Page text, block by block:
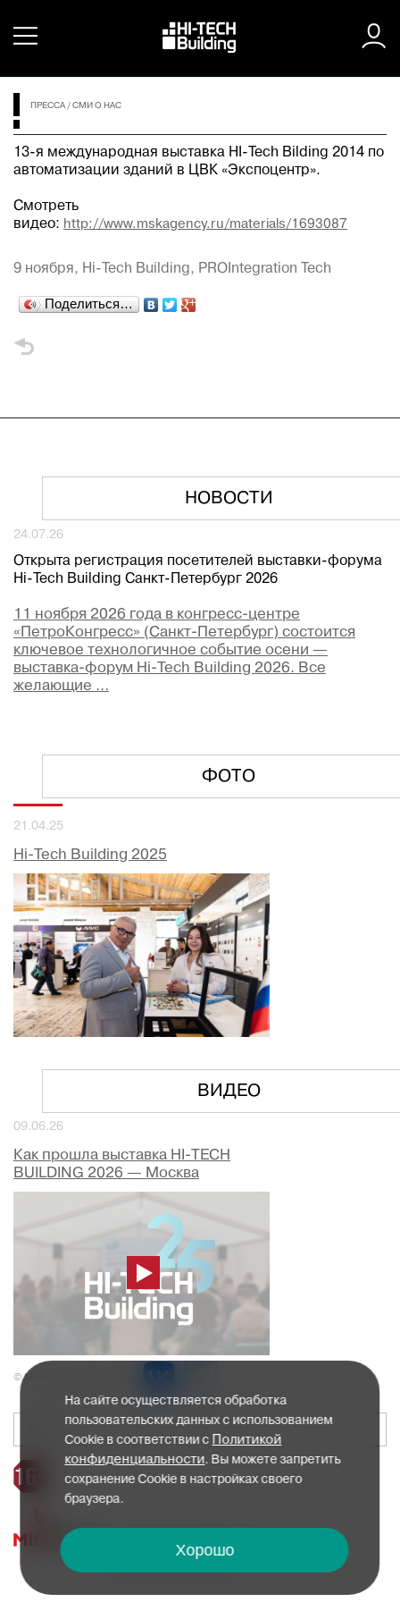
ПРЕССА / СМИ О НАС
13-я международная выставка HI-Tech Bilding 2014 по
автоматизации зданий в ЦВК «Экспоцентр».
Смотреть
видео: http://www.mskagency.ru/materials/1693087
9 ноября, Hi-Tech Building, PROIntegration Tech
Поделиться…
НОВОСТИ
24.07.26
Открыта регистрация посетителей выставки-форума
Hi-Tech Building Санкт-Петербург 2026
11 ноября 2026 года в конгресс-центре
«ПетроКонгресс» (Санкт-Петербург) состоится
ключевое технологичное событие осени —
выставка-форум Hi-Tech Building 2026. Все
желающие ...
ФОТО
21.04.25
Hi-Tech Building 2025
ВИДЕО
09.06.26
Как прошла выставка HI-TECH
BUILDING 2026 — Москва
© Midexpo, 1994—2026
Политика конфиденциальности
Пользовательское соглашение
На сайте осуществляется обработка
пользовательских данных с использованием
Cookie в соответствии с
Политикой
конфиденциальности. Вы можете запретить
сохранение Cookie в настройках своего
браузера.
Хорошо